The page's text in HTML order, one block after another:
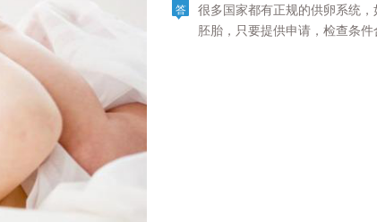
答
很多国家都有正规的供卵系统
胚胎，只要提供申请，检查条件